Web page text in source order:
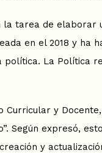
la tarea de
en el 2018 y
La Política
y
Según expresó,
y